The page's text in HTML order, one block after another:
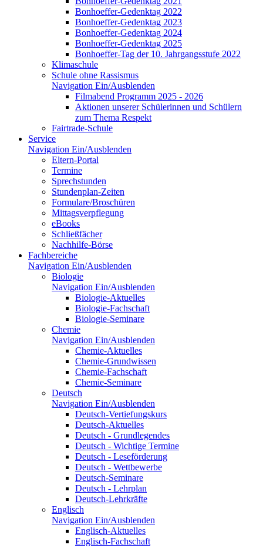
Bonhoeffer-Gedenktag 2022
Bonhoeffer-Gedenktag 2023
Bonhoeffer-Gedenktag 2024
Bonhoeffer-Gedenktag 2025
Bonhoeffer-Tag der 10. Jahrgangsstufe 2022
Klimaschule
Schule ohne Rassismus
Navigation Ein/Ausblenden
Filmabend Programm 2025 - 2026
Aktionen unserer Schülerinnen und Schülern
zum Thema Respekt
Fairtrade-Schule
Service
Navigation Ein/Ausblenden
Eltern-Portal
Termine
Sprechstunden
Stundenplan-Zeiten
Formulare/Broschüren
Mittagsverpflegung
eBooks
Schließfächer
Nachhilfe-Börse
Fachbereiche
Navigation Ein/Ausblenden
Biologie
Navigation Ein/Ausblenden
Biologie-Aktuelles
Biologie-Fachschaft
Biologie-Seminare
Chemie
Navigation Ein/Ausblenden
Chemie-Aktuelles
Chemie-Grundwissen
Chemie-Fachschaft
Chemie-Seminare
Deutsch
Navigation Ein/Ausblenden
Deutsch-Vertiefungskurs
Deutsch-Aktuelles
Deutsch - Grundlegendes
Deutsch - Wichtige Termine
Deutsch - Leseförderung
Deutsch - Wettbewerbe
Deutsch-Seminare
Deutsch - Lehrplan
Deutsch-Lehrkräfte
Englisch
Navigation Ein/Ausblenden
Englisch-Aktuelles
Englisch-Fachschaft